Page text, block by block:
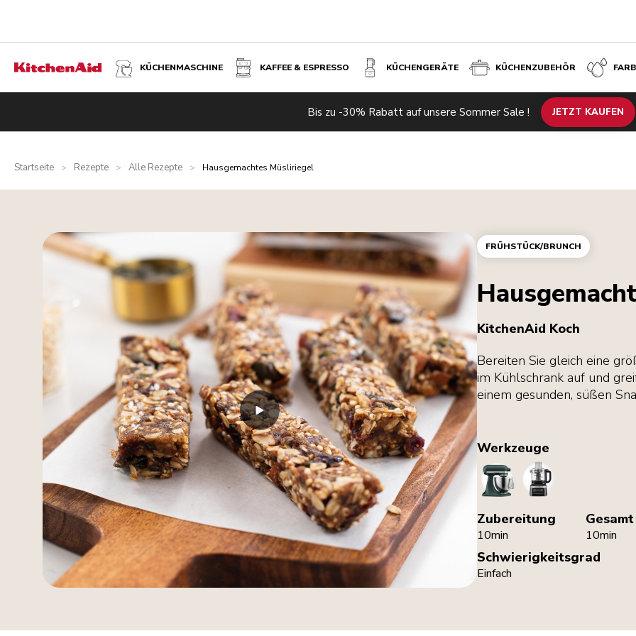
KÜCHENMASCHINE KAFFEE & ESPRESSO KÜCHENGERÄTE KÜCHENZUBEHÖR
Bis zu -30% Rabatt auf unsere Sommer Sale ! JETZT KAUFEN
Startseite > Rezepte > Alle Rezepte > Hausgemachtes Müsliriegel
FRÜHSTÜCK/BRUNCH
KitchenAid Koch
Bereiten Sie gleich eine
im Kühlschrank auf und
einem gesunden, süßen
Werkzeuge
StandMixerFoodProcessor
Zubereitung
10min
Gesamt
10min
Schwierigkeitsgrad
Einfach